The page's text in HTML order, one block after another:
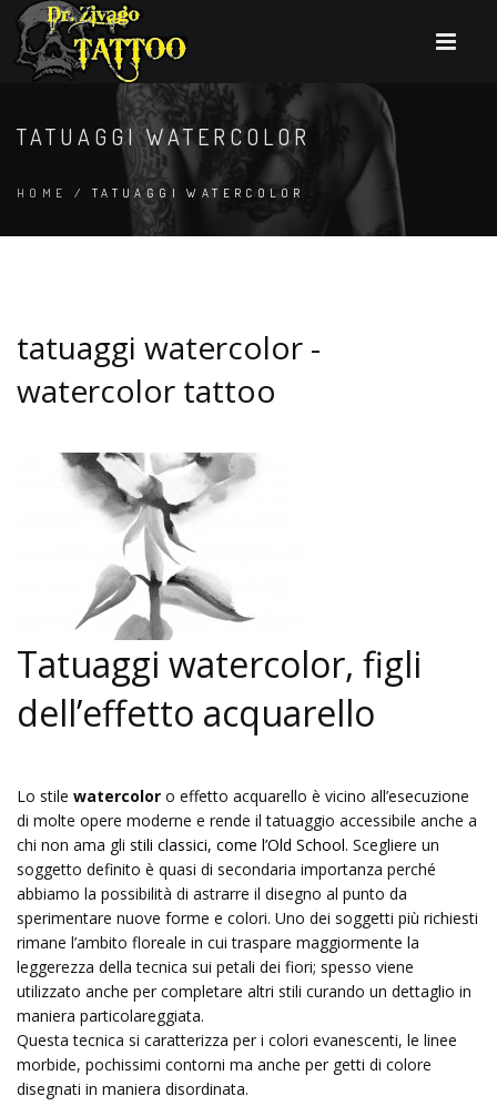
TATUAGGI WATERCOLOR
HOME / TATUAGGI WATERCOLOR
tatuaggi watercolor -
watercolor tattoo
Tatuaggi watercolor, figli
dell’effetto acquarello
Lo stile watercolor o effetto acquarello è vicino all’esecuzione
di molte opere moderne e rende il tatuaggio accessibile anche a
chi non ama gli stili classici, come l’Old School. Scegliere un
soggetto definito è quasi di secondaria importanza perché
abbiamo la possibilità di astrarre il disegno al punto da
sperimentare nuove forme e colori. Uno dei soggetti più richiesti
rimane l’ambito floreale in cui traspare maggiormente la
leggerezza della tecnica sui petali dei fiori; spesso viene
utilizzato anche per completare altri stili curando un dettaglio in
maniera particolareggiata.
Questa tecnica si caratterizza per i colori evanescenti, le linee
morbide, pochissimi contorni ma anche per getti di colore
disegnati in maniera disordinata.